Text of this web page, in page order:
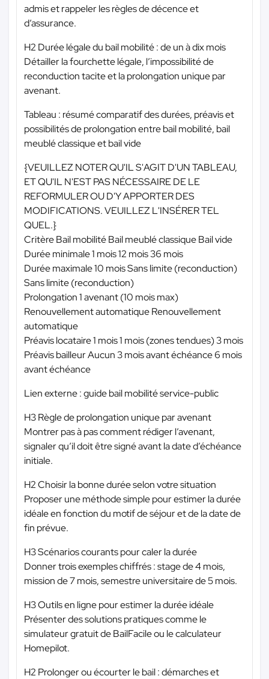
admis et rappeler les règles de décence et
d’assurance.
H2 Durée légale du bail mobilité : de un à dix mois
Détailler la fourchette légale, l’impossibilité de
reconduction tacite et la prolongation unique par
avenant.
Tableau : résumé comparatif des durées, préavis et
possibilités de prolongation entre bail mobilité, bail
meublé classique et bail vide
{VEUILLEZ NOTER QU'IL S'AGIT D'UN TABLEAU,
ET QU'IL N'EST PAS NÉCESSAIRE DE LE
REFORMULER OU D'Y APPORTER DES
MODIFICATIONS. VEUILLEZ L'INSÉRER TEL
QUEL.}
Critère Bail mobilité Bail meublé classique Bail vide
Durée minimale 1 mois 12 mois 36 mois
Durée maximale 10 mois Sans limite (reconduction)
Sans limite (reconduction)
Prolongation 1 avenant (10 mois max)
Renouvellement automatique Renouvellement
automatique
Préavis locataire 1 mois 1 mois (zones tendues) 3 mois
Préavis bailleur Aucun 3 mois avant échéance 6 mois
avant échéance
Lien externe : guide bail mobilité service-public
H3 Règle de prolongation unique par avenant
Montrer pas à pas comment rédiger l’avenant,
signaler qu’il doit être signé avant la date d’échéance
initiale.
H2 Choisir la bonne durée selon votre situation
Proposer une méthode simple pour estimer la durée
idéale en fonction du motif de séjour et de la date de
fin prévue.
H3 Scénarios courants pour caler la durée
Donner trois exemples chiffrés : stage de 4 mois,
mission de 7 mois, semestre universitaire de 5 mois.
H3 Outils en ligne pour estimer la durée idéale
Présenter des solutions pratiques comme le
simulateur gratuit de BailFacile ou le calculateur
Homepilot.
H2 Prolonger ou écourter le bail : démarches et